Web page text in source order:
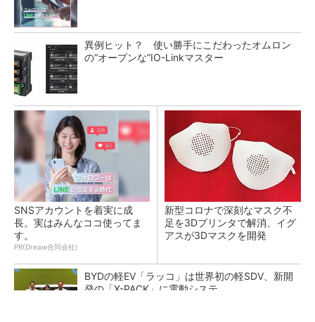
異例ヒット？ 使い勝手にこだわったオムロン
の“オープンな”IO-Linkマスター
SNSアカウントを着実に成
長。実はみんなココ使ってま
す。
PR(Dreaw合同会社)
新型コロナで深刻なマスク不
足を3Dプリンタで解消、イグ
アスが3Dマスクを開発
BYDの軽EV「ラッコ」は世界初の軽SDV、新開
発の「X-PACK」に電動システ...